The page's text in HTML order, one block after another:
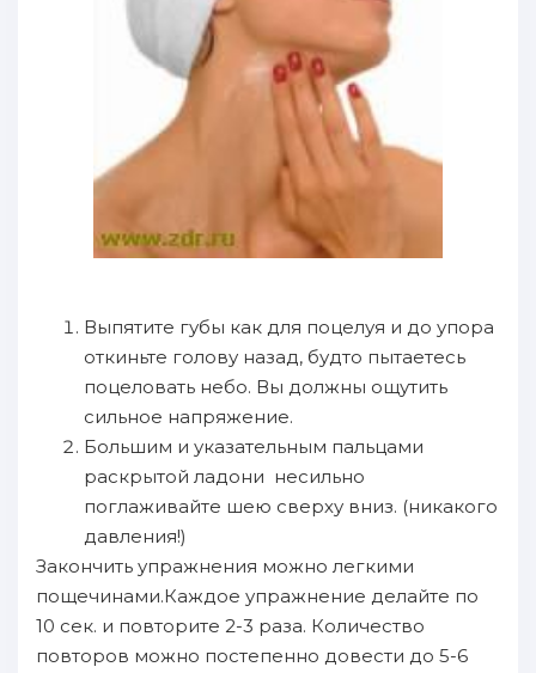
Выпятите губы как для поцелуя и до упора
откиньте голову назад, будто пытаетесь
поцеловать небо. Вы должны ощутить
сильное напряжение.
Большим и указательным пальцами
раскрытой ладони несильно
поглаживайте шею сверху вниз. (никакого
давления!)
Закончить упражнения можно легкими
пощечинами.Каждое упражнение делайте по
10 сек. и повторите 2-3 раза. Количество
повторов можно постепенно довести до 5-6